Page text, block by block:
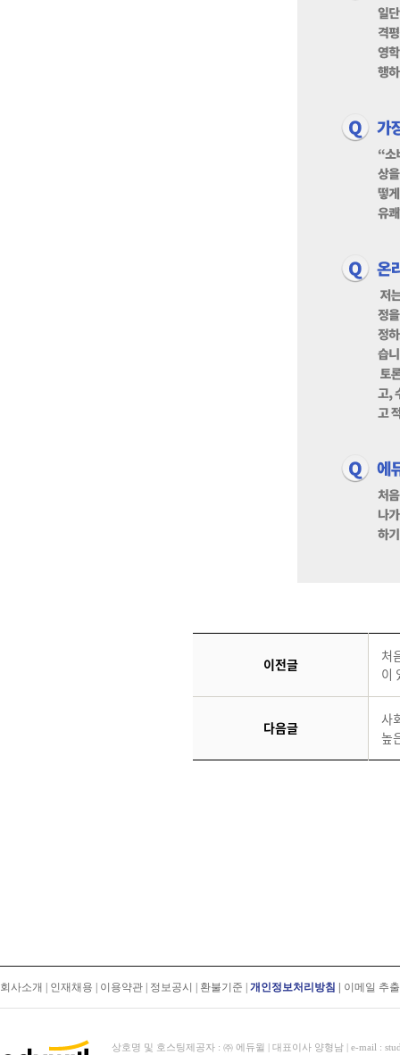
이전글
처
이
다음글
사
높
회사소개 인재채용 이용약관 정보공시 환불기준 개인정보처리방침 이메일 추
상호명 및 호스팅제공자 : ㈜ 에듀윌 | 대표이사 양형남 | e-mail :